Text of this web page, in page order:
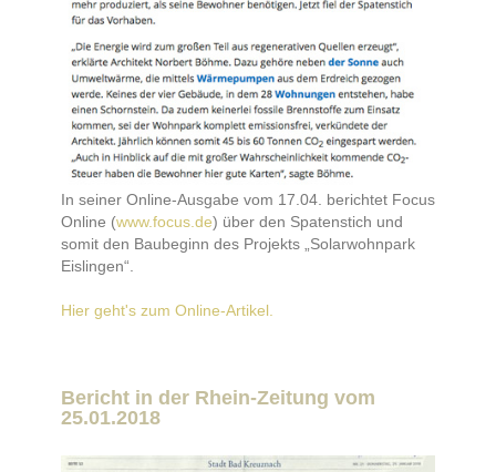
In seiner Online-Ausgabe vom 17.04. berichtet Focus
Online (www.focus.de) über den Spatenstich und
somit den Baubeginn des Projekts „Solarwohnpark
Eislingen“.
Hier geht's zum Online-Artikel.
Bericht in der Rhein-Zeitung vom
25.01.2018